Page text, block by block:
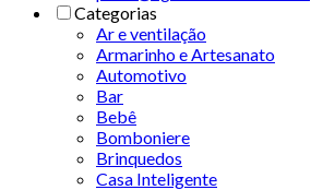
Categorias
Ar e ventilação
Armarinho e Artesanato
Automotivo
Bar
Bebê
Bomboniere
Brinquedos
Casa Inteligente